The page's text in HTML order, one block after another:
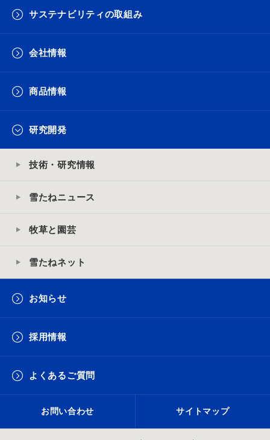
サステナビリティの取組み
会社情報
商品情報
研究開発
技術・研究情報
雪たねニュース
牧草と園芸
雪たねネット
お知らせ
採用情報
よくあるご質問
お問い合わせ サイトマップ